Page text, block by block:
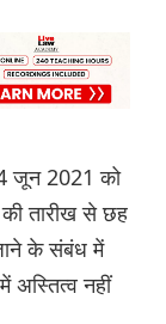
जून 2021 को
की तारीख से छह
के संबंध में
अस्तित्व नहीं